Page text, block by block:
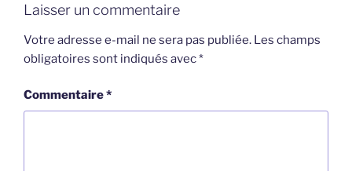
Laisser un commentaire
Votre adresse e-mail ne sera pas publiée. Les champs
obligatoires sont indiqués avec*
Commentaire*